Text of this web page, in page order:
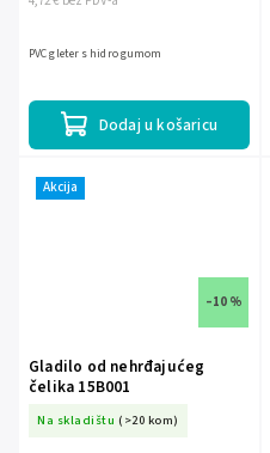
Dodaj u košaricu
PVC gleter s hidro gumom
Akcija
–10 %
Gladilo od nehrđajućeg
čelika 15B001
Na skladištu (>20 kom)